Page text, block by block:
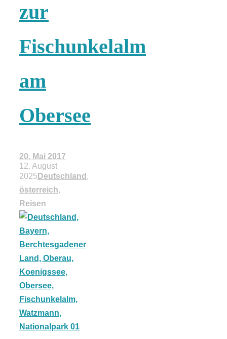
zur
Fischunkelalm
am
Obersee
20. Mai 2017
12. August
2025 Deutschland ,
österreich,
Reisen
Umgebung: